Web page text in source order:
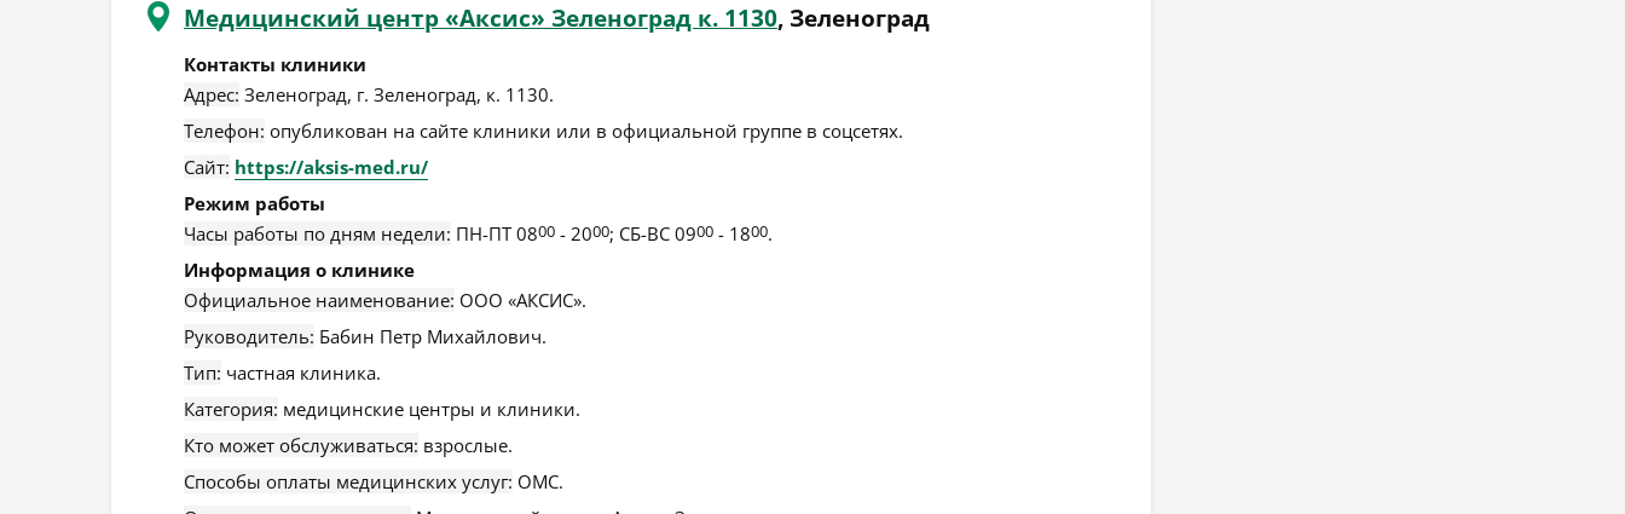
Медицинский центр «Аксис» Зеленоград к. 1130, Зеленоград
Контакты клиники
Адрес: Зеленоград, г. Зеленоград, к. 1130.
Телефон: опубликован на сайте клиники или в официальной группе в соцсетях.
Сайт: https://aksis-med.ru/
Режим работы
Часы работы по дням недели: ПН-ПТ 0800 - 2000; СБ-ВС 0900 - 1800.
Информация о клинике
Официальное наименование: ООО «АКСИС».
Руководитель: Бабин Петр Михайлович.
Тип: частная клиника.
Категория: медицинские центры и клиники.
Кто может обслуживаться: взрослые.
Способы оплаты медицинских услуг: ОМС.